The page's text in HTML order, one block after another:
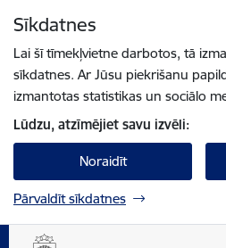
Sīkdatnes
Lai šī tīmekļvietne darbotos, tā
sīkdatnes. Ar Jūsu piekrišanu
izmantotas statistikas un sociālo
Lūdzu, atzīmējiet savu izvēli:
Noraidīt
Pārvaldīt sīkdatnes